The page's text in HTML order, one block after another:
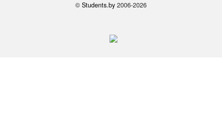
© Students.by 2006-2026